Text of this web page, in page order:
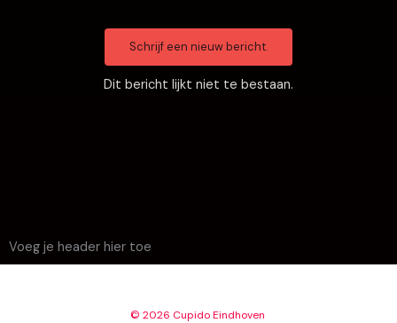
Dit bericht lijkt niet te bestaan.
Voeg je header hier toe
© 2026 Cupido Eindhoven